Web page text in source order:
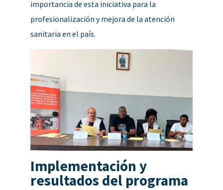
importancia de esta iniciativa para la
profesionalización y mejora de la atención
sanitaria en el país.
Implementación y
resultados del programa